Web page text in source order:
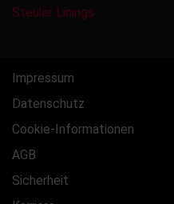
Steuler Linings
Impressum
Datenschutz
Cookie-Informationen
AGB
Sicherheit